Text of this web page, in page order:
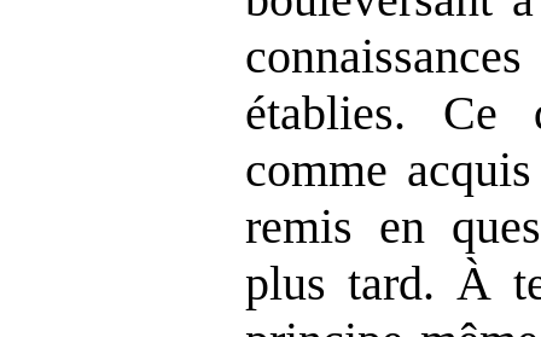
établies. Ce
comme
remis en
plus tard. À